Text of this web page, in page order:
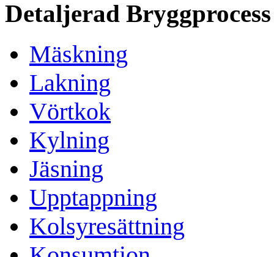
Detaljerad Bryggprocess
Mäskning
Lakning
Vörtkok
Kylning
Jäsning
Upptappning
Kolsyresättning